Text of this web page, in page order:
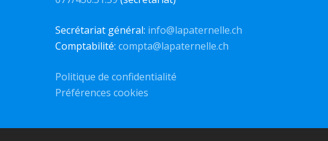
Secrétariat général: info@lapaternelle.ch
Comptabilité:compta@lapaternelle.ch
Politique de confidentialité
Préférences cookies